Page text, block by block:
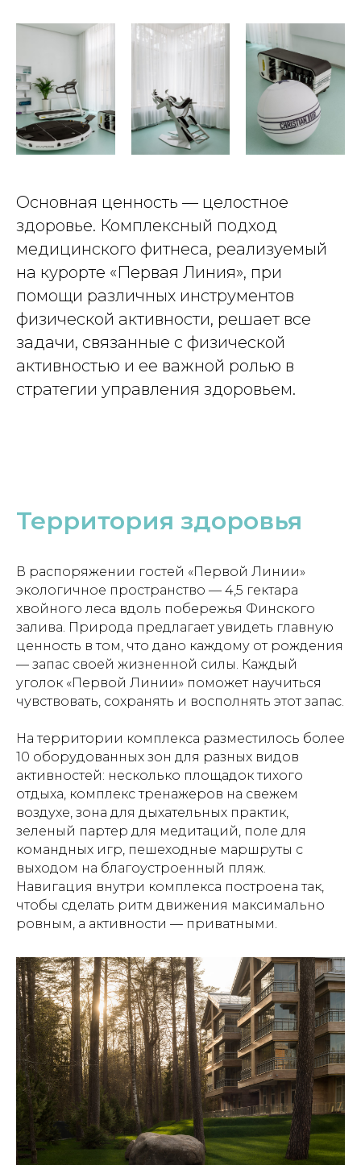
Основная ценность — целостное
здоровье. Комплексный подход
медицинского фитнеса, реализуемый
на курорте «Первая Линия», при
помощи различных инструментов
физической активности, решает все
задачи, связанные с физической
активностью и ее важной ролью в
стратегии управления здоровьем.
Территория здоровья
В распоряжении гостей «Первой Линии»
экологичное пространство — 4,5 гектара
хвойного леса вдоль побережья Финского
залива. Природа предлагает увидеть главную
ценность в том, что дано каждому от рождения
— запас своей жизненной силы. Каждый
уголок «Первой Линии» поможет научиться
чувствовать, сохранять и восполнять этот запас.
На территории комплекса разместилось более
10 оборудованных зон для разных видов
активностей: несколько площадок тихого
отдыха, комплекс тренажеров на свежем
воздухе, зона для дыхательных практик,
зеленый партер для медитаций, поле для
командных игр, пешеходные маршруты с
выходом на благоустроенный пляж.
Навигация внутри комплекса построена так,
чтобы сделать ритм движения максимально
ровным, а активности — приватными.